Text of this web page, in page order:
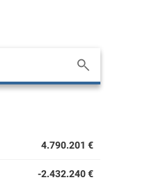
4.790.201 €
-2.432.240 €